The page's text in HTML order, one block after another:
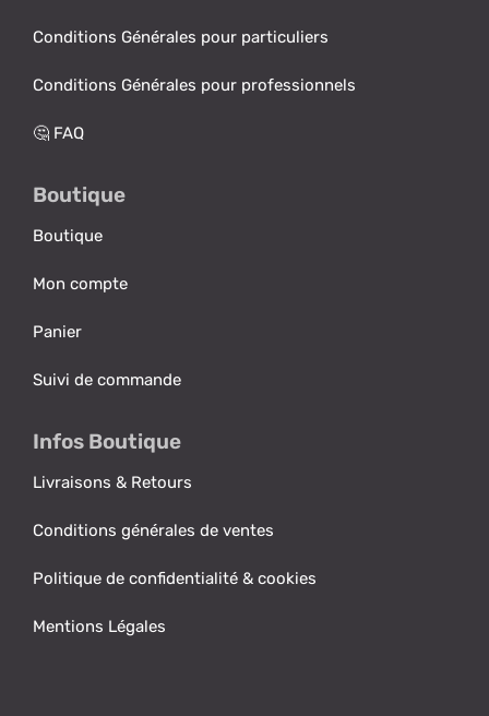
Conditions Générales pour particuliers
Conditions Générales pour professionnels
🤔 FAQ
Boutique
Boutique
Mon compte
Panier
Suivi de commande
Infos Boutique
Livraisons & Retours
Conditions générales de ventes
Politique de confidentialité & cookies
Mentions Légales